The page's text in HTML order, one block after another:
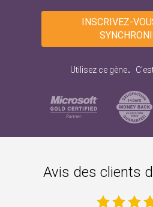
INSCRIVEZ-
Utilisez ce gène.
Avis des clients